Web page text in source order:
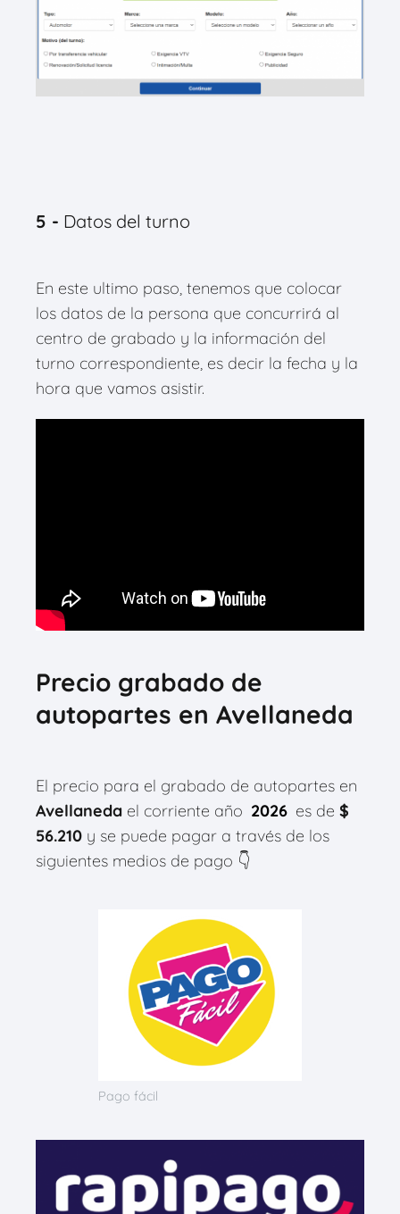
5 - Datos del turno
En este ultimo paso, tenemos que colocar
los datos de la persona que concurrirá al
centro de grabado y la información del
turno correspondiente, es decir la fecha y la
hora que vamos asistir.
Precio grabado de
autopartes en Avellaneda
El precio para el grabado de autopartes en
Avellaneda el corriente año 2026 es de $
56.210 y se puede pagar a través de los
siguientes medios de pago 👇
Pago fácil